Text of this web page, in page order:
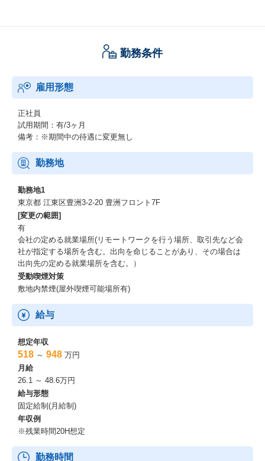
「Solution Assessments アワード」を受賞しており、トップクラ
スの先進性と実績があります。
用・ローコード開発ニーズが一層強くなっており、この分野の事
業拡大のためエンジニアを募集します。
■プロジェクト事例
・事例①：75人月、期間10カ月以上、担当フェーズ：要件整理～
本番導入、利用技術(Dynamics 365 FO/ERP）
本番導入、利用技術(Power Platform）
・事例③：15人月、期間5ヵ月以上、担当フェーズ：要件整理～本
番導入、利用技術(Power Platform）
・事例④：24人月、期間12ヵ月以上、担当フェーズ：要件整理～
本番導入、利用技術(Dynamics 365 CE/CRM）
■利用することができる技術（一例）
・Power Platform（Power Apps,Power Automate,Power BI)
・Dynamics 365 CE
・Dynamics 365 FO
・Sustainability Manager
・Dynamics 365 Copilot
■伸ばすことができるスキル
・Dynamics365、Power Platformの技術を極めることが可能
・最先端のテクノロジーに触れ、成長していける環境
・財務会計、販売管理、購買管理、在庫管理、生産管理といった
業務領域の知見深耕
・営業支援、マーケティング、カスタマーサポートといった業務
領域の知見深耕
・上流（要件整理）から本番導入まで一気通貫でプロジェクト経
験ができる
働く環境
【残業】
勤務条件
雇用形態
正社員
試用期間：有/3ヶ月
備考：※期間中の待遇に変更無し
勤務地
勤務地1
東京都 江東区豊洲3-2-20 豊洲フロント7F
[変更の範囲]
有
会社の定める就業場所(リモートワークを行う場所、取引先など会
社が指定する場所を含む。出向を命じることがあり、その場合は
出向先の定める就業場所を含む。）
受動喫煙対策
敷地内禁煙(屋外喫煙可能場所有)
給与
想定年収
518 ～ 948 万円
月給
26.1 ～ 48.6万円
給与形態
固定給制(月給制)
年収例
※残業時間20H想定
勤務時間